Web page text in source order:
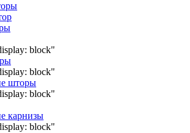
block"
block"
шторы
block"
карнизы
block"